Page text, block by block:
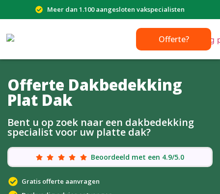
Meer dan 1.100 aangesloten vakspecialisten
Offerte?
Offerte Dakbedekking
Plat Dak
Bent u op zoek naar een dakbedekking
specialist voor uw platte dak?
Beoordeeld met een 4.9/5.0
Gratis offerte aanvragen